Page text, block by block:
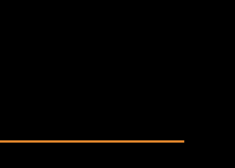
tus necesidades!
fuerte y elegante!